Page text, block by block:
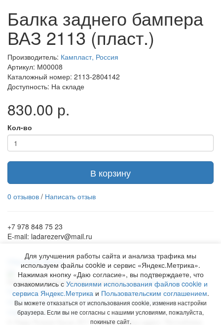
Балка заднего бампера
ВАЗ 2113 (пласт.)
Производитель: Кампласт, Россия
Артикул: М00008
Каталожный номер: 2113-2804142
Доступность: На складе
830.00 р.
Кол-во
В корзину
0 отзывов / Написать отзыв
+7 978 848 75 23
E-mail: ladarezerv@mail.ru
Обратный звонок
Рекламу в Симферополе заказывают наwww.ra-salgir.ru.
Пользовательское соглашение Политика использования
cookies и Яндекс.Метрики Согласие на обработку
персональных данных
2017 - 2026 гг. Наш адрес:
Для улучшения работы сайта и анализа трафика мы
используем файлы cookie и сервис «Яндекс.Метрика».
Нажимая кнопку «Даю согласие», вы подтверждаете, что
ознакомились с Условиями использования файлов cookie и
сервиса Яндекс.Метрикаи Пользовательским соглашением.
Вы можете отказаться от использования cookie, изменив настройки
браузера. Если вы не согласны с нашими условиями, пожалуйста,
покиньте сайт.